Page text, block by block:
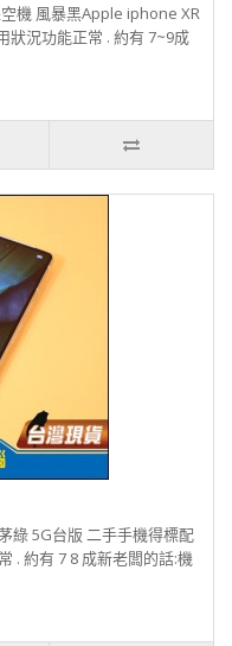
機 風暴黑Apple iphone XR
狀況功能正常 . 約有 7~9成
綠 5G台版 二手手機得標配
. 約有 7 8 成新老闆的話:機